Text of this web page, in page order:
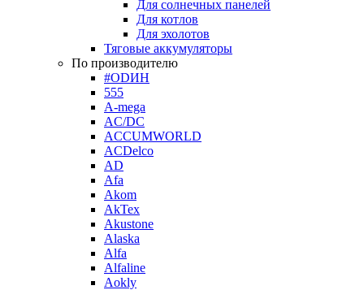
Для солнечных панелей
Для котлов
Для эхолотов
Тяговые аккумуляторы
По производителю
#ODИН
555
A-mega
AC/DC
ACCUMWORLD
ACDelco
AD
Afa
Akom
AkTex
Akustone
Alaska
Alfa
Alfaline
Aokly